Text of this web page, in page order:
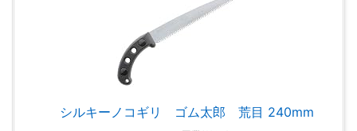
シルキーノコギリ ゴム太郎 荒目 240mm